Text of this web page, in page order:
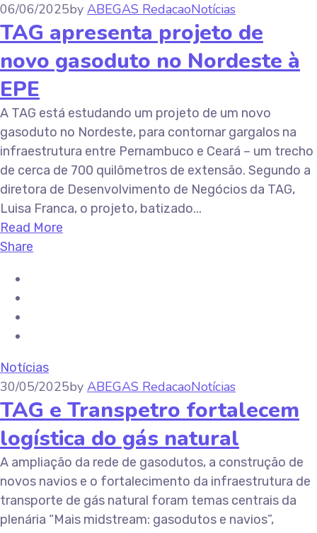
06/06/2025by ABEGAS RedacaoNotícias
TAG apresenta projeto de
novo gasoduto no Nordeste à
EPE
A TAG está estudando um projeto de um novo
gasoduto no Nordeste, para contornar gargalos na
infraestrutura entre Pernambuco e Ceará – um trecho
de cerca de 700 quilômetros de extensão. Segundo a
diretora de Desenvolvimento de Negócios da TAG,
Luisa Franca, o projeto, batizado...
Read More
Share
Notícias
30/05/2025by ABEGAS RedacaoNotícias
TAG e Transpetro fortalecem
logística do gás natural
A ampliação da rede de gasodutos, a construção de
novos navios e o fortalecimento da infraestrutura de
transporte de gás natural foram temas centrais da
plenária “Mais midstream: gasodutos e navios”,